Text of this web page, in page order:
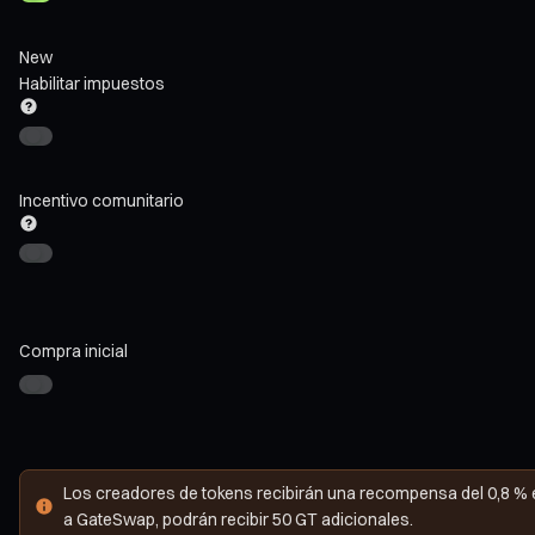
New
Habilitar impuestos
Incentivo comunitario
Compra inicial
Los creadores de tokens recibirán una recompensa del 0,8
a GateSwap, podrán recibir 50 GT adicionales.